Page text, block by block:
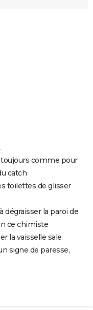
toujours comme pour
catch
toilettes de glisser
dégraisser la paroi de
ce chimiste
la vaisselle sale
signe de paresse,